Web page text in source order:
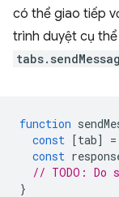
có thể giao tiếp
trình duyệt cụ
function
const [tab] =
const
// TODO: Do
}